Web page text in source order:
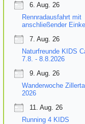
6. Aug. 26
Rennradausfahrt mit
anschließender
7. Aug. 26
Naturfreunde KIDS
7.8. - 8.8.2026
9. Aug. 26
Wanderwoche Zillertal
2026
11. Aug. 26
Running 4 KIDS